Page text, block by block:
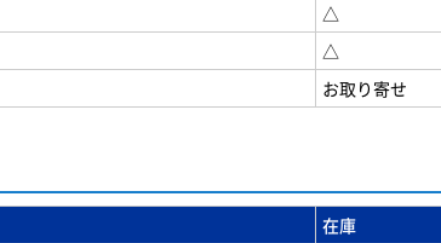
△
△
お取り寄せ
在庫